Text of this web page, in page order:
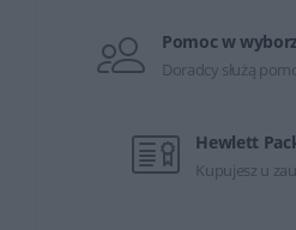
Pomoc w
Doradcy służą
Hewlett
Kupujesz u